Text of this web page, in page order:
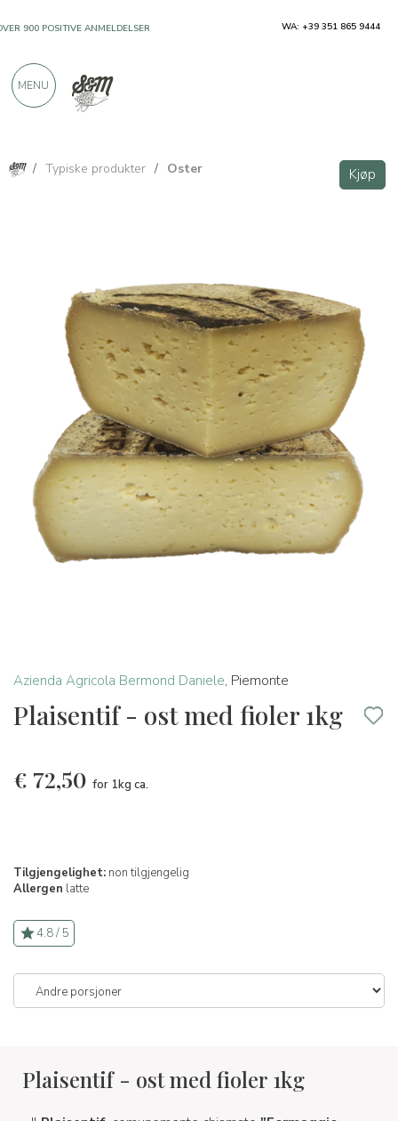
/ Typiske produkter / Oster Kjøp
Azienda Agricola Bermond Daniele, Piemonte
Plaisentif - ost med fioler 1kg
€ 72,50 for 1kg ca.
Tilgjengelighet: non tilgjengelig
Allergen latte
4.8 / 5
Plaisentif - ost med fioler 1kg
900 POSITIVE ANMELDELSER WA: +39 351 865 9444
MENU